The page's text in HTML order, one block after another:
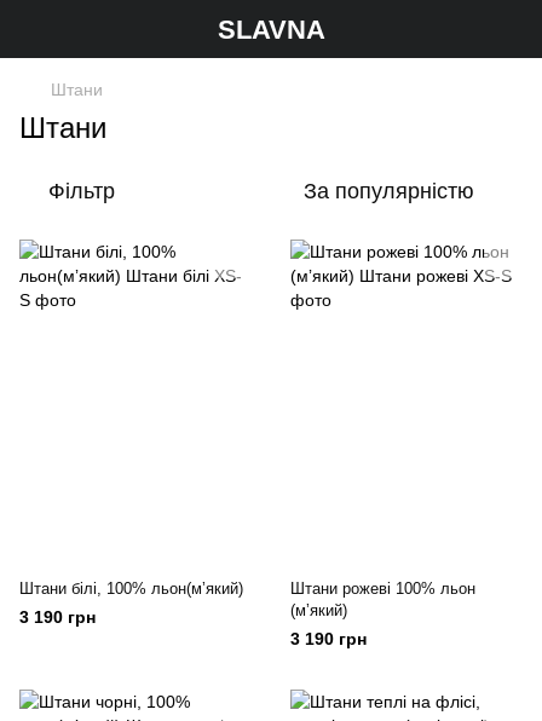
SLAVNA
Штани
Штани
Фільтр За популярністю
Штани білі, 100% льон(мʼякий)
3 190 грн
Штани рожеві 100% льон
(мʼякий)
3 190 грн